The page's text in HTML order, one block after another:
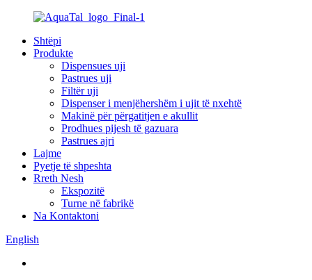
Shtëpi
Produkte
Dispensues uji
Pastrues uji
Filtër uji
Dispenser i menjëhershëm i ujit të nxehtë
Makinë për përgatitjen e akullit
Prodhues pijesh të gazuara
Pastrues ajri
Lajme
Pyetje të shpeshta
Rreth Nesh
Ekspozitë
Turne në fabrikë
Na Kontaktoni
English